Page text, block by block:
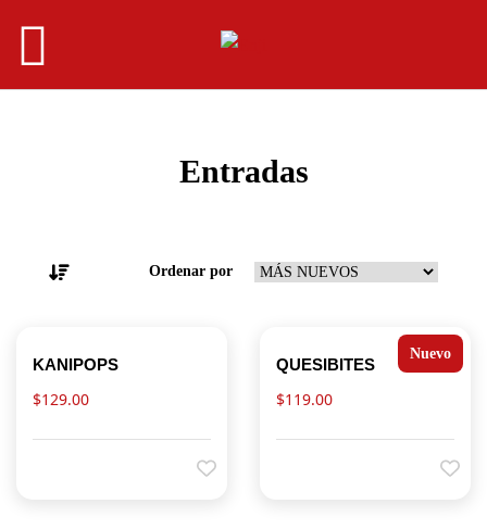
Entradas
Ordenar por
KANIPOPS
$129.00
Nuevo
QUESIBITES
$119.00